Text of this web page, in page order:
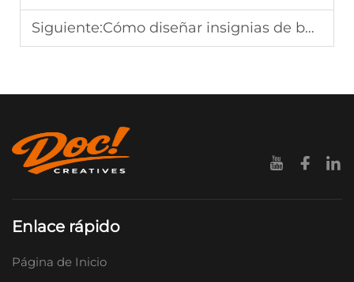
Siguiente:Cómo diseñar insignias de botón que representen la personalidad de tu marca
Enlace rápido
Página de Inicio